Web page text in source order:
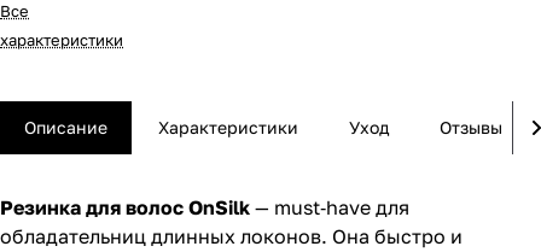
Все
характеристики
Описание Характеристики Уход Отзывы
Резинка для волос OnSilk — must‑have для
обладательниц длинных локонов. Она быстро и